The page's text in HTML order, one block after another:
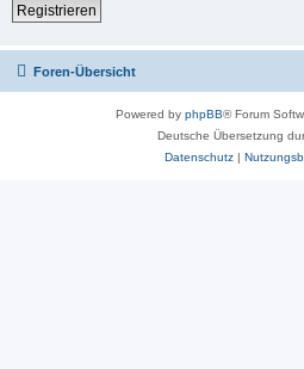
Registrieren
Foren-Übersicht
Powered by phpBB® Forum
Deutsche Übersetzung
Datenschutz|